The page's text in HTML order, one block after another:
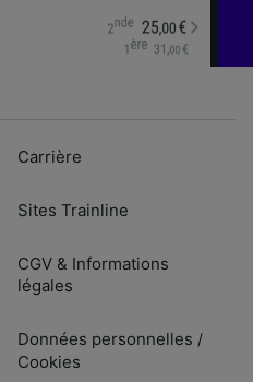
Carrière
Sites Trainline
CGV & Informations
légales
Données personnelles /
Cookies